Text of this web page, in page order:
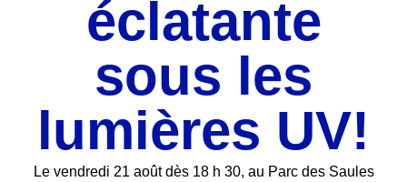
éclatante
sous les
lumières UV!
Le vendredi 21 août dès 18 h 30, au Parc des Saules